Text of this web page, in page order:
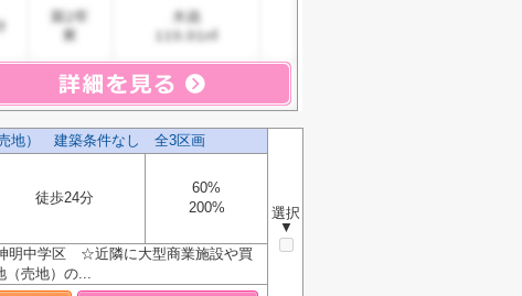
売地） 建築条件なし 全3区画
選択
▼
徒歩24分
60%
200%
明中学区 ☆近隣に大型商業施設や買
売地）の...